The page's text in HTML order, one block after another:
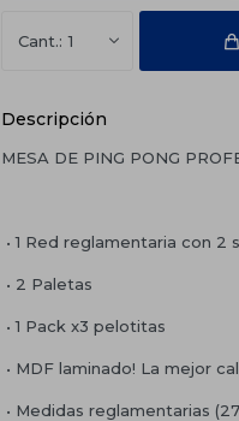
1
Descripción
MESA DE PING PONG
• 1 Red reglamentaria con
• 2 Paletas
• 1 Pack x3 pelotitas
• MDF laminado! La mejor
• Medidas reglamentarias